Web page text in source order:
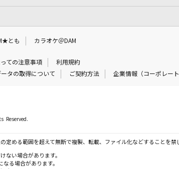
とも カラオケ＠DAM
ての注意事項
利用規約
タの取得について ご契約方法 企業情報（コーポレート
Reserved.
める範囲を超えて無断で複製、転載、ファイル化などすることを禁
ない場合があります。
る場合があります。